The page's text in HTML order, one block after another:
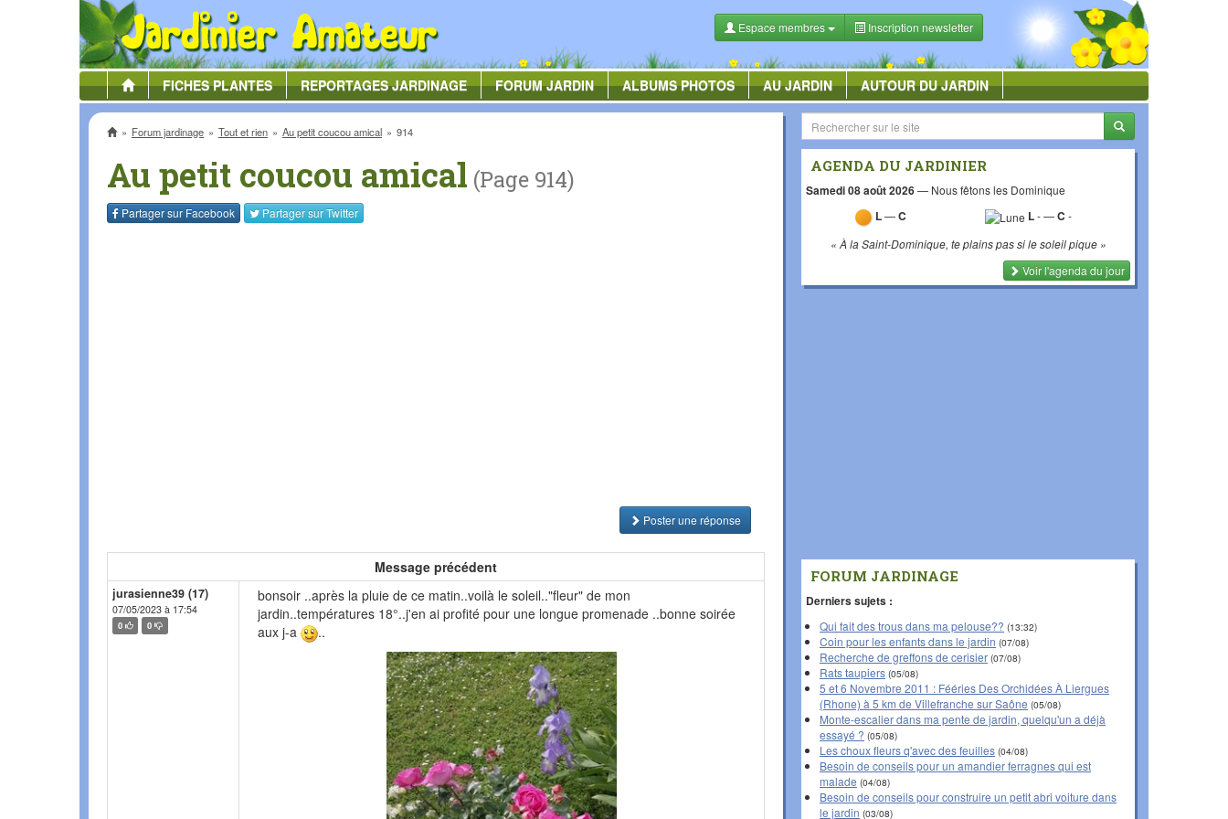
Espace membres Inscription newsletter
FICHESPLANTES REPORTAGESJARDINAGE FORUMJARDIN ALBUMSPHOTOS AU JARDIN AUTOUR DU JARDIN
AccueilForum jardinage Tout et rien Au petit coucou amical 914
Au petit coucou amical (Page 914)
Partager sur Facebook Partager surTwitter
Poster une réponse
Message précédent
jurasienne39 (17)
07/05/2023 à 17:54
0 0
bonsoir ..après la pluie de ce matin..voilà le soleil.."fleur" de mon
jardin..températures 18°..j'en ai profité pour une longue promenade ..bonne soirée
aux j-a
..
AGENDA DU JARDINIER
Samedi 08 août 2026— Nous fêtons les Dominique
L—C L-—C-
« À la Saint-Dominique, te plains pas si le soleil pique »
Voir l'agenda du jour
FORUM JARDINAGE
Derniers sujets :
Qui fait des trous dans ma pelouse?? (13:32)
Coin pour les enfants dans le jardin (07/08)
Recherche de greffons de cerisier (07/08)
Rats taupiers (05/08)
5 et 6 Novembre 2011 : Fééries Des Orchidées À Liergues
(Rhone) à 5 km de Villefranche sur Saône (05/08)
Monte-escalier dans ma pente de jardin, quelqu'un a déjà
essayé ? (05/08)
Les choux fleurs q'avec des feuilles (04/08)
Besoin de conseils pour un amandier ferragnes qui est
malade (04/08)
Besoin de conseils pour construire un petit abri voiture dans
le jardin (03/08)